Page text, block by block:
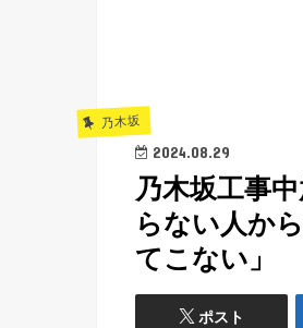
乃木坂
2024.08.29
乃木坂工事
らない人か
てこない」
ポスト